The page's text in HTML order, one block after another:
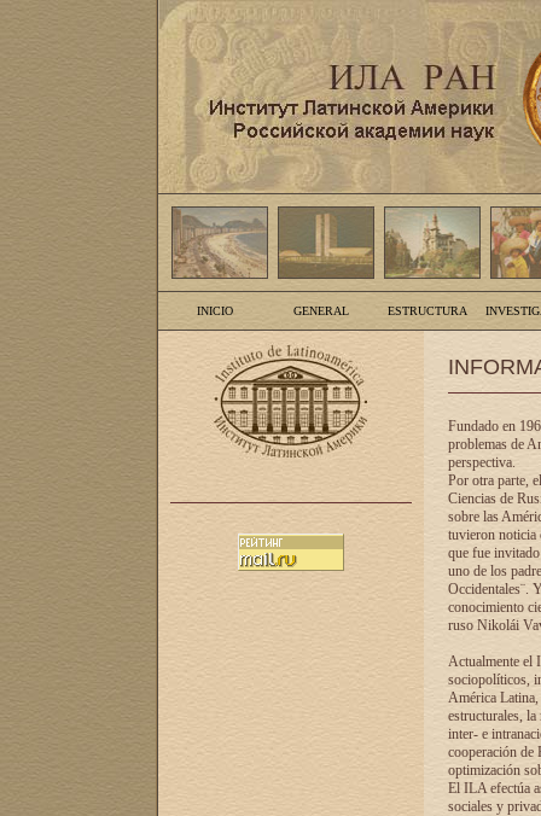
INICIO GENERAL ESTRUCTURA
Fundado en
problemas de
perspectiva.
Por otra parte,
Ciencias de
sobre las
tuvieron noticia
que fue
uno de los
Occidentales¨.
conocimiento
ruso Nikolái
Actualmente el
sociopolíticos,
América Latina,
estructurales,
inter- e
cooperación de
optimización
El ILA efectúa
sociales y